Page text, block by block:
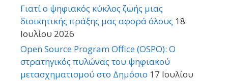
Γιατί ο ψηφιακός κύκλος ζωής μιας
διοικητικής πράξης μας αφορά όλους 18
Ιουλίου 2026
Open Source Program Office (OSPO): Ο
στρατηγικός πυλώνας του ψηφιακού
μετασχηματισμού στο Δημόσιο 17 Ιουλίου